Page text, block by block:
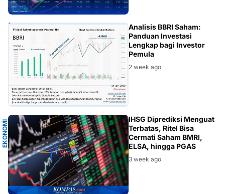
BBRI
Analisis BBRI Saham:
Panduan Investasi
Lengkap bagi Investor
Pemula
2 week ago
E
K
O
N
O
M
I
I
N
D
O
N
E
S
IA
IHSG Diprediksi Menguat
Terbatas, Ritel Bisa
Cermati Saham BMRI,
ELSA, hingga PGAS
3 week ago